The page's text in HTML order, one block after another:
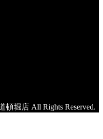
頓堀店 All Rights Reserved.